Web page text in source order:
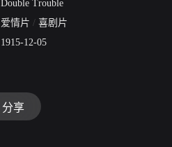
Double Trouble
爱情片 / 喜剧片
1915-12-05
分享